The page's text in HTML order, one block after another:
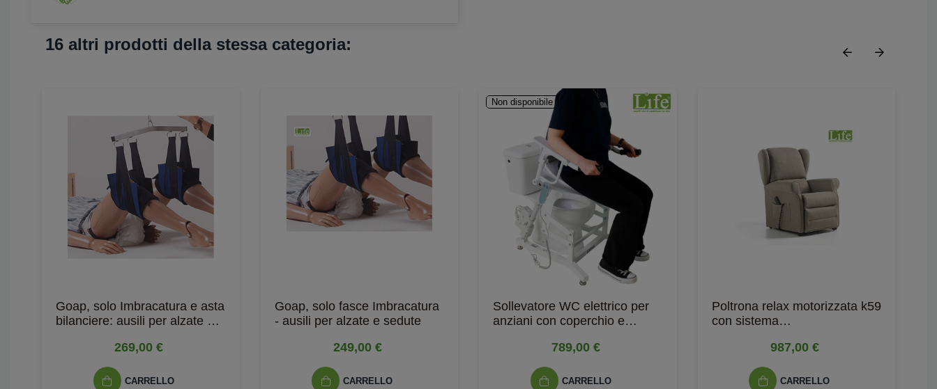
16 altri prodotti della stessa categoria:
Goap, solo Imbracatura e asta
bilanciere: ausili per alzate e
269,00 €
CARRELLO
Goap, solo fasce Imbracatura
- ausili per alzate e sedute
249,00 €
CARRELLO
Non disponibile
Sollevatore WC elettrico per
anziani con coperchio e
789,00 €
CARRELLO
Poltrona relax motorizzata k59
con sistema
987,00 €
CARRELLO